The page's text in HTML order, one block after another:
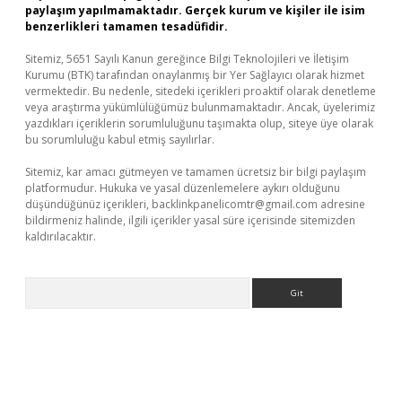
paylaşım yapılmamaktadır. Gerçek kurum ve kişiler ile isim
benzerlikleri tamamen tesadüfidir.
Sitemiz, 5651 Sayılı Kanun gereğince Bilgi Teknolojileri ve İletişim
Kurumu (BTK) tarafından onaylanmış bir Yer Sağlayıcı olarak hizmet
vermektedir. Bu nedenle, sitedeki içerikleri proaktif olarak denetleme
veya araştırma yükümlülüğümüz bulunmamaktadır. Ancak, üyelerimiz
yazdıkları içeriklerin sorumluluğunu taşımakta olup, siteye üye olarak
bu sorumluluğu kabul etmiş sayılırlar.
Sitemiz, kar amacı gütmeyen ve tamamen ücretsiz bir bilgi paylaşım
platformudur. Hukuka ve yasal düzenlemelere aykırı olduğunu
düşündüğünüz içerikleri, backlinkpanelicomtr@gmail.com adresine
bildirmeniz halinde, ilgili içerikler yasal süre içerisinde sitemizden
kaldırılacaktır.